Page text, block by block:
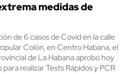
medidas de
de 6 casos de Covid en la calle
Colón, en Centro Habana, el
de La Habana aprobó hoy
realizar Tests Rápidos y PCR